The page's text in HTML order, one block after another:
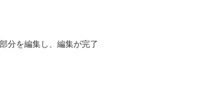
分を編集し、編集が完了